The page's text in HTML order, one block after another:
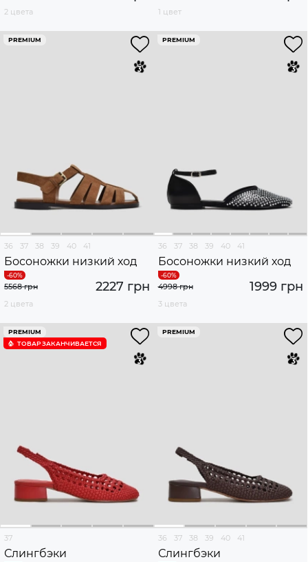
2 цвета 1 цвет
PREMIUM
36 37 38 39 40 41
Босоножки низкий ход
2227 грн
5568 грн
2 цвета
PREMIUM
36 37 38 39 40 41
Босоножки низкий ход
1999 грн
4998 грн
3 цвета
PREMIUM
ТОВАР ЗАКАНЧИВАЕТСЯ
37
Слингбэки
PREMIUM
36 37 38 39 40 41
Слингбэки